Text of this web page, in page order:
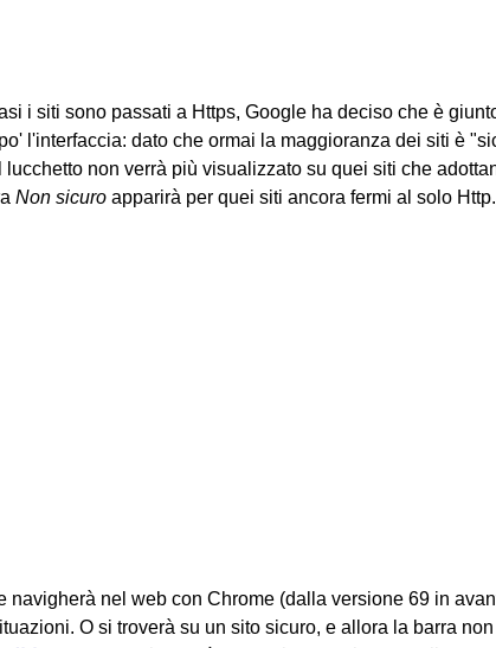
i siti sono passati a Https, Google ha deciso che è
l'interfaccia: dato che ormai la maggioranza dei siti è
lucchetto non verrà più visualizzato su quei siti che
Non sicuroapparirà per quei siti ancora fermi al solo Http.
navigherà nel web con Chrome (dalla versione 69 in
O si troverà su un sito sicuro, e allora la barra non